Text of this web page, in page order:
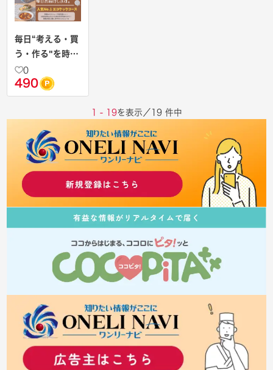
毎日“考える・買
う・作る"を時短
に 【食材宅配
「ショクブ
ン」】
0
490
1 - 19を表示／19 件中